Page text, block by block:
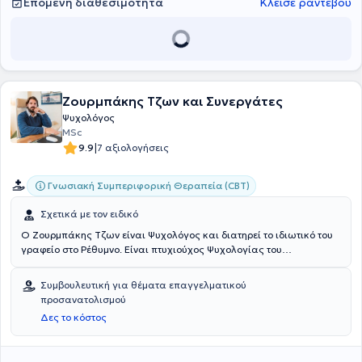
Ζουρμπάκης Τζων και Συνεργάτες
Ψυχολόγος
MSc
9.9|7 αξιολογήσεις
Γνωσιακή Συμπεριφορική Θεραπεία (CBT)
Σχετικά με τον ειδικό
Ο Ζουρμπάκης Τζων είναι Ψυχολόγος και διατηρεί το ιδιωτικό του
γραφείο στο Ρέθυμνο. Είναι πτυχιούχος Ψυχολογίας του
μεταπτυχιακό τίτλο σπουδών στην Ψυχογλωσσολογία. Είναι
πιστοποιημένος ψυχολόγος από το Ελληνικό κράτος, καταξιωμένος
υπνοθεραπευτής και Master Hypnotist. Διατελεί τακτικό μέλος του
Συλλόγου Ελλήνων Ψυχολόγων , senior member του Accredited
Counsellors, Coaches, Psychotherapists and Hypnotherapists
Συμβουλευτική για θέματα επαγγελματικού
προσανατολισμού
Δες το κόστος